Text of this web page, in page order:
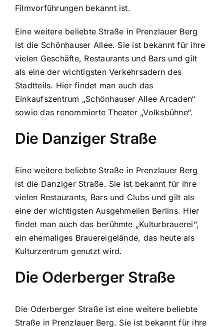
Filmvorführungen bekannt ist.
Eine weitere beliebte Straße in Prenzlauer Berg
ist die Schönhauser Allee. Sie ist bekannt für ihre
vielen Geschäfte, Restaurants und Bars und gilt
als eine der wichtigsten Verkehrsadern des
Stadtteils. Hier findet man auch das
Einkaufszentrum „Schönhauser Allee Arcaden“
sowie das renommierte Theater „Volksbühne“.
Die Danziger Straße
Eine weitere beliebte Straße in Prenzlauer Berg
ist die Danziger Straße. Sie ist bekannt für ihre
vielen Restaurants, Bars und Clubs und gilt als
eine der wichtigsten Ausgehmeilen Berlins. Hier
findet man auch das berühmte „Kulturbrauerei“,
ein ehemaliges Brauereigelände, das heute als
Kulturzentrum genutzt wird.
Die Oderberger Straße
Die Oderberger Straße ist eine weitere beliebte
Straße in Prenzlauer Berg. Sie ist bekannt für ihre